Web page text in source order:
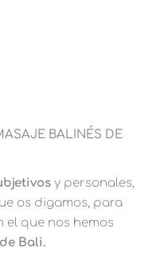
BALINÉS DE
y personales,
os digamos, para
el que nos hemos
Bali.